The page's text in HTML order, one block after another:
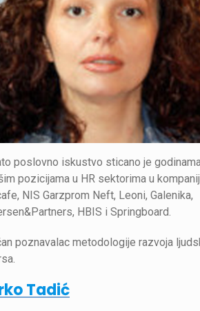
poslovno iskustvo sticano je
pozicijama u HR sektorima u
NIS Garzprom Neft, Leoni, Galenika,
HBIS i Springboard.
poznavalac metodologije razvoja
Tadić